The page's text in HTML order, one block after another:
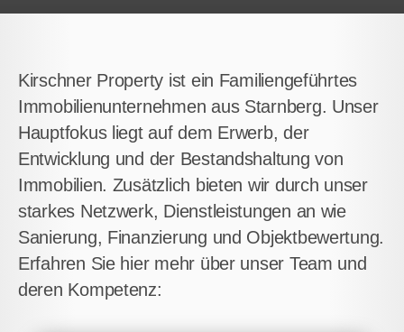
Kirschner Property ist ein Familiengeführtes
Immobilienunternehmen aus Starnberg. Unser
Hauptfokus liegt auf dem Erwerb, der
Entwicklung und der Bestandshaltung von
Immobilien. Zusätzlich bieten wir durch unser
starkes Netzwerk, Dienstleistungen an wie
Sanierung, Finanzierung und Objektbewertung.
Erfahren Sie hier mehr über unser Team und
deren Kompetenz: